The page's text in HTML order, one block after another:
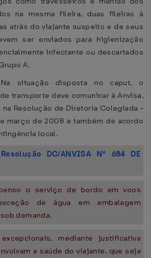
na mesma fileira, duas fileiras à
atrás do viajante suspeito e de seus
ser enviados para higienização
infectante ou descartados
A.
Na situação disposta no caput, o
transporte deve comunicar à Anvisa,
Resolução de Diretoria Colegiada -
março de 2008 e também de acordo
local.
Resolução DC/ANVISA Nº 684 DE
o serviço de bordo em voos
de água em embalagem
demanda.
mediante justificativa
a saúde do viajante, que seja